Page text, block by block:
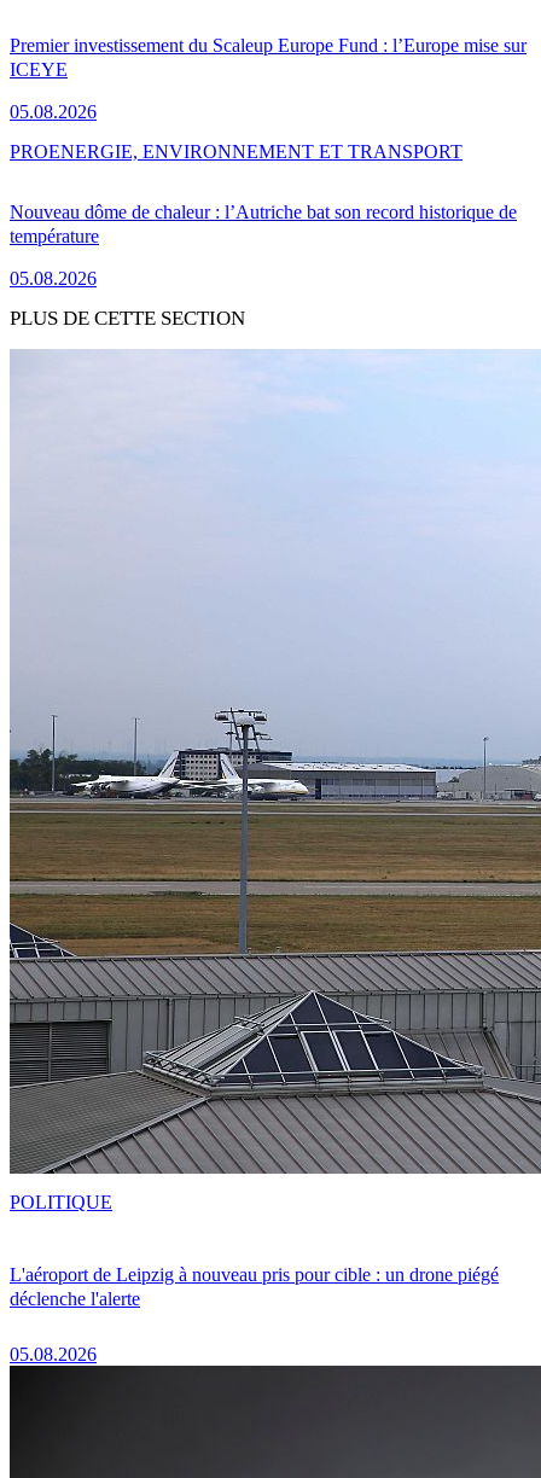
Premier investissement du Scaleup Europe Fund : l’Europe mise sur
ICEYE
05.08.2026
Nouveau dôme de chaleur : l’Autriche bat son record historique de
température
05.08.2026
PROENERGIE, ENVIRONNEMENT ET TRANSPORT
PLUS DE CETTE SECTION
L'aéroport de Leipzig à nouveau pris pour cible : un drone piégé
déclenche l'alerte
05.08.2026
POLITIQUE